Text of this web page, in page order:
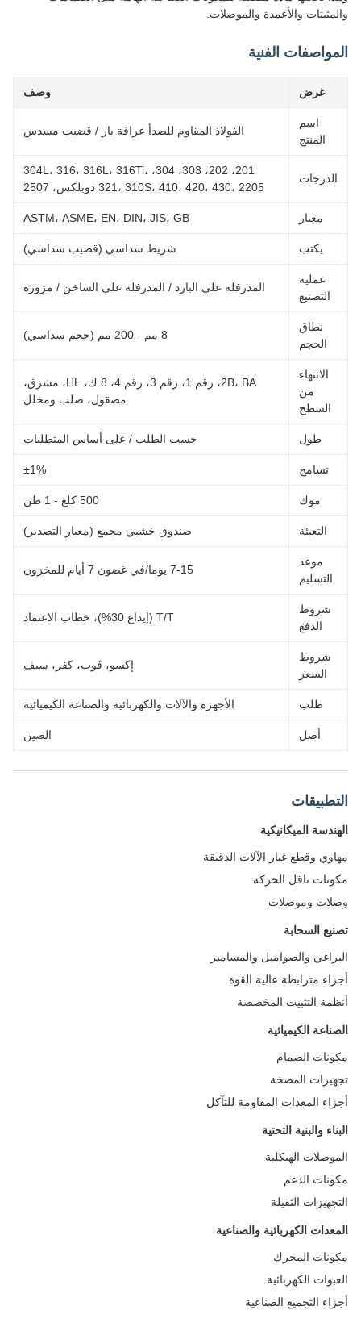
والأعمدة والموصلات.
الفنية
غرض وصف
الفولاذ المقاوم للصدأ عرافة بار / قضيب مسدس
201، 202، 303، 304، 304L، 316، 316L، 316Ti،
321، 310S، 410، 420، 430، 2205 دوبلكس، 2507
ASTM، ASME، EN، DIN، JIS، GB
شريط سداسي (قضيب سداسي)
التصنيع
المدرفلة على البارد / المدرفلة على الساخن / مزورة
الحجم
الانتهاء
السطح
2B، BA، رقم 1، رقم 3، رقم 4، 8 ك، HL، مشرق،
مصقول، صلب ومخلل
حسب الطلب / على أساس المتطلبات
تسامح
التعبئة صندوق خشبي مجمع (معيار التصدير)
التسليم
شروط
شروط
السعر
إكسو، فوب، كفر، سيف
الأجهزة والآلات والكهربائية والصناعة الكيميائية
الصين
الميكانيكية
وقطع غيار الآلات الدقيقة
ناقل الحركة
وموصلات
السحابة
والصواميل والمسامير
مترابطة عالية القوة
التثبيت المخصصة
الكيميائية
الصمام
المضخة
المعدات المقاومة للتآكل
والبنية التحتية
الهيكلية
الدعم
الثقيلة
الكهربائية والصناعية
المحرك
الكهربائية
التجميع الصناعية